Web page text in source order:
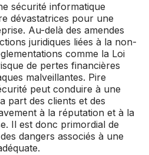
sécurité informatique
dévastatrices pour une
Au-delà des amendes
juridiques liées à la non-
comme la Loi
de pertes financières
malveillantes. Pire
peut conduire à une
part des clients et des
à la réputation et à la
Il est donc primordial de
dangers associés à une